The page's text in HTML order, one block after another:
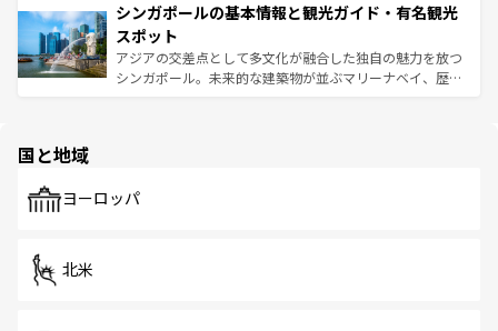
参照してほしい。
激する。気候は一年中温暖で、どの季節にも異なる楽しみ
が待っている。親しみやすいタイの人々、仏教を中心とし
た文化、そして多様な観光資源が、訪れる旅人を魅了し続
ける。 なお、新着のタイ情報はコンテンツ一覧を参照して
み、どこを訪れても感動するはず。観光スポットが密集し
ており、効率よく見どころを回れるのも魅力。息をのむよ
うな絶景から文化的な体験まで、香港を存分に楽しみ尽く
そう。 なお、新着の香港情報はコンテンツ一覧を参照して
シンガポールの基本情報と観光ガイド・有名観光
スポット
アジアの交差点として多文化が融合した独自の魅力を放つ
シンガポール。未来的な建築物が並ぶマリーナベイ、歴史
で、ホーカーズは地元の風情を楽しめる外せないスポット
国と地域
ヨーロッパ
北米